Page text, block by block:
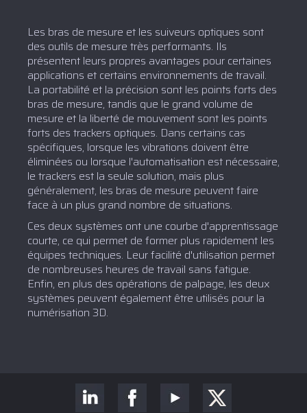
Les bras de mesure et les suiveurs optiques sont
des outils de mesure très performants. Ils
présentent leurs propres avantages pour certaines
applications et certains environnements de travail.
La portabilité et la précision sont les points forts des
bras de mesure, tandis que le grand volume de
mesure et la liberté de mouvement sont les points
forts des trackers optiques. Dans certains cas
spécifiques, lorsque les vibrations doivent être
éliminées ou lorsque l'automatisation est nécessaire,
le trackers est la seule solution, mais plus
généralement, les bras de mesure peuvent faire
face à un plus grand nombre de situations.
Ces deux systèmes ont une courbe d'apprentissage
courte, ce qui permet de former plus rapidement les
équipes techniques. Leur facilité d'utilisation permet
de nombreuses heures de travail sans fatigue.
Enfin, en plus des opérations de palpage, les deux
systèmes peuvent également être utilisés pour la
numérisation 3D.